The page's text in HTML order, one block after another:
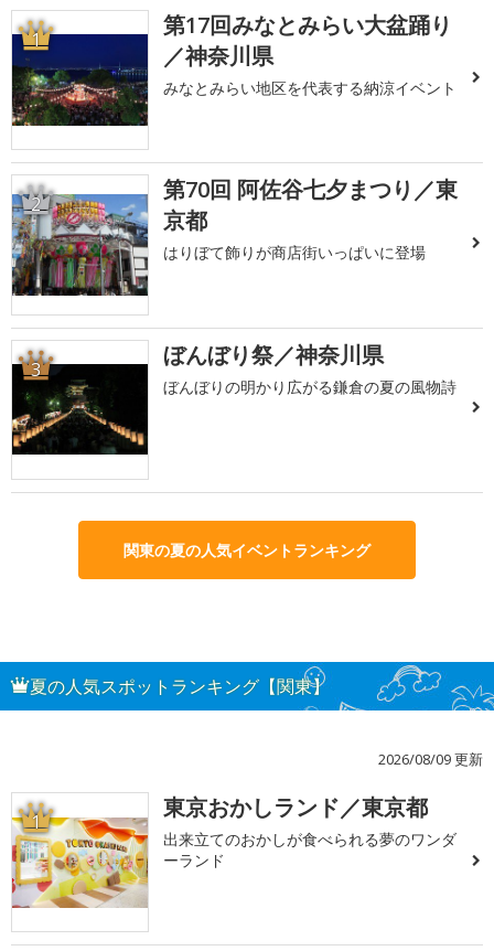
1
第17回みなとみらい大盆踊り
／神奈川県
みなとみらい地区を代表する納涼イベント
2
第70回 阿佐谷七夕まつり／東
京都
はりぼて飾りが商店街いっぱいに登場
3 ぼんぼり祭／神奈川県
ぼんぼりの明かり広がる鎌倉の夏の風物詩
関東の夏の人気イベントランキング
夏の人気スポットランキング【関東】
2026/08/09 更新
1 東京おかしランド／東京都
出来立てのおかしが食べられる夢のワンダ
ーランド